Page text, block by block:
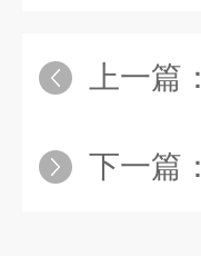
上一篇：
下一篇：